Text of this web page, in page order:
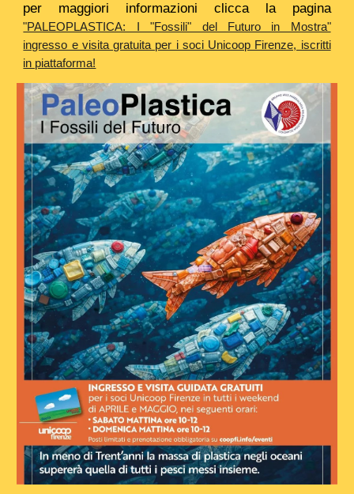
per maggiori informazioni clicca la pagina
"PALEOPLASTICA: I "Fossili" del Futuro in Mostra"
ingresso e visita gratuita per i soci Unicoop Firenze, iscritti
in piattaforma!